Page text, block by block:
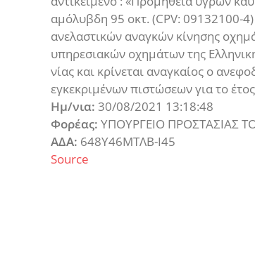
αμόλυβδη 95 οκτ. (CPV: 09132100-
ανελαστικών αναγκών κίνησης
υπηρεσιακών οχημάτων της
νίας και κρίνεται αναγκαίος ο
εγκεκριμένων πιστώσεων για το
Ημ/νια: 30/08/2021 13:18:48
Φορέας: ΥΠΟΥΡΓΕΙΟ ΠΡΟΣΤΑΣΙΑΣ
ΑΔΑ: 648Υ46ΜΤΛΒ-Ι45
Source